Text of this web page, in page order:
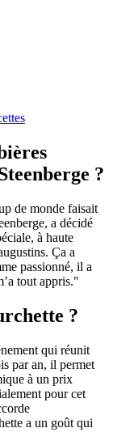
?
de monde faisait
a décidé
à haute
Ça a
passionné, il a
tout appris."
?
qui réunit
par an, il permet
à un prix
pour cet
a un goût qui